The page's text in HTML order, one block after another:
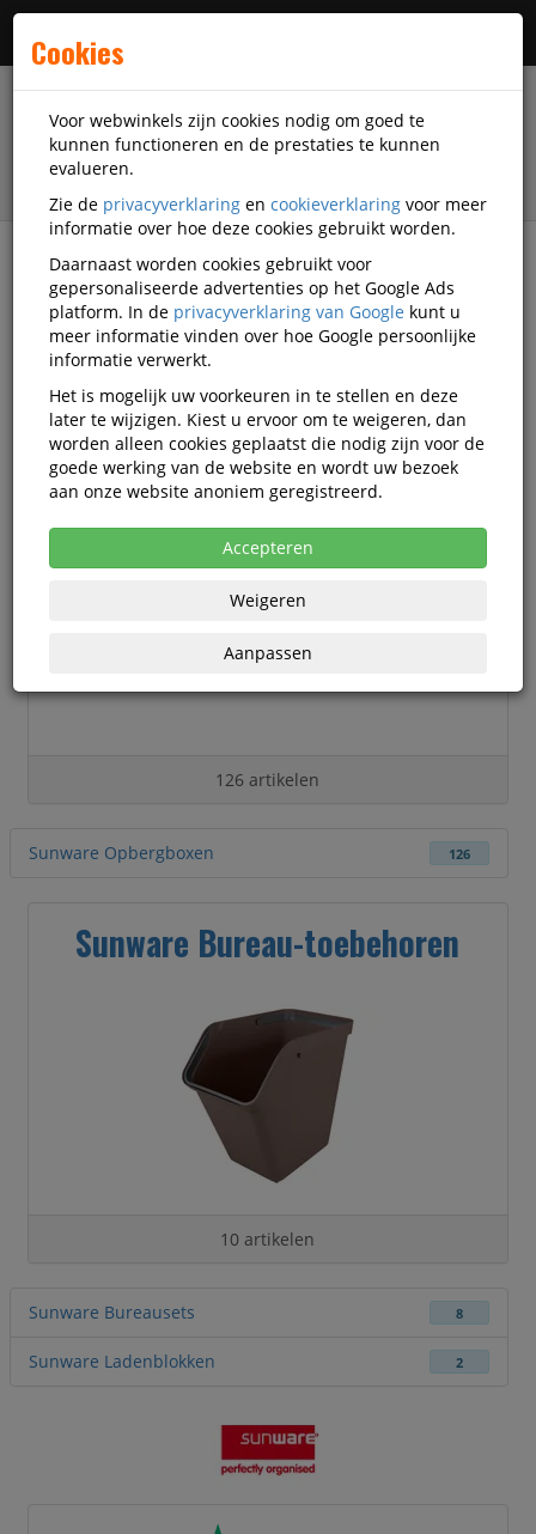
filter
Kantoorartikelen Sunware
Sunware kantoorartikelen
Sunware Archiveringsmiddelen
126 artikelen
Sunware Opbergboxen 126
Sunware Bureau-toebehoren
10 artikelen
Sunware Bureausets 8
Sunware Ladenblokken 2
Cookies
Voor webwinkels zijn cookies nodig om goed te
kunnen functioneren en de prestaties te kunnen
evalueren.
Zie de privacyverklaring en cookieverklaring voor meer
informatie over hoe deze cookies gebruikt worden.
Daarnaast worden cookies gebruikt voor
gepersonaliseerde advertenties op het Google Ads
platform. In de privacyverklaring van Google kunt u
meer informatie vinden over hoe Google persoonlijke
informatie verwerkt.
Het is mogelijk uw voorkeuren in te stellen en deze
later te wijzigen. Kiest u ervoor om te weigeren, dan
worden alleen cookies geplaatst die nodig zijn voor de
goede werking van de website en wordt uw bezoek
aan onze website anoniem geregistreerd.
Accepteren
Weigeren
Aanpassen